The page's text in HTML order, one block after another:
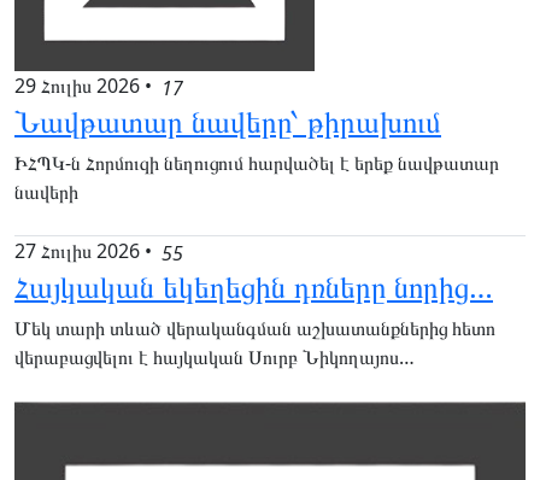
29 Հուլիս 2026 • 17
Նավթատար նավերը՝ թիրախում
ԻՀՊԿ-ն Հորմուզի նեղուցում հարվածել է երեք նավթատար
նավերի
27 Հուլիս 2026 • 55
Հայկական եկեղեցին դռները նորից…
Մեկ տարի տևած վերականգման աշխատանքներից հետո
վերաբացվելու է հայկական Սուրբ Նիկողայոս…